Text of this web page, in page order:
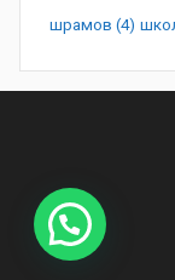
шрамов (4)